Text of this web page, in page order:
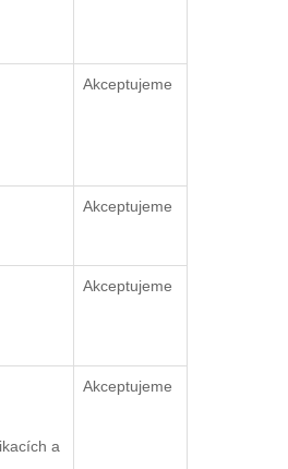
Akceptujeme
Akceptujeme
Akceptujeme
a
Akceptujeme